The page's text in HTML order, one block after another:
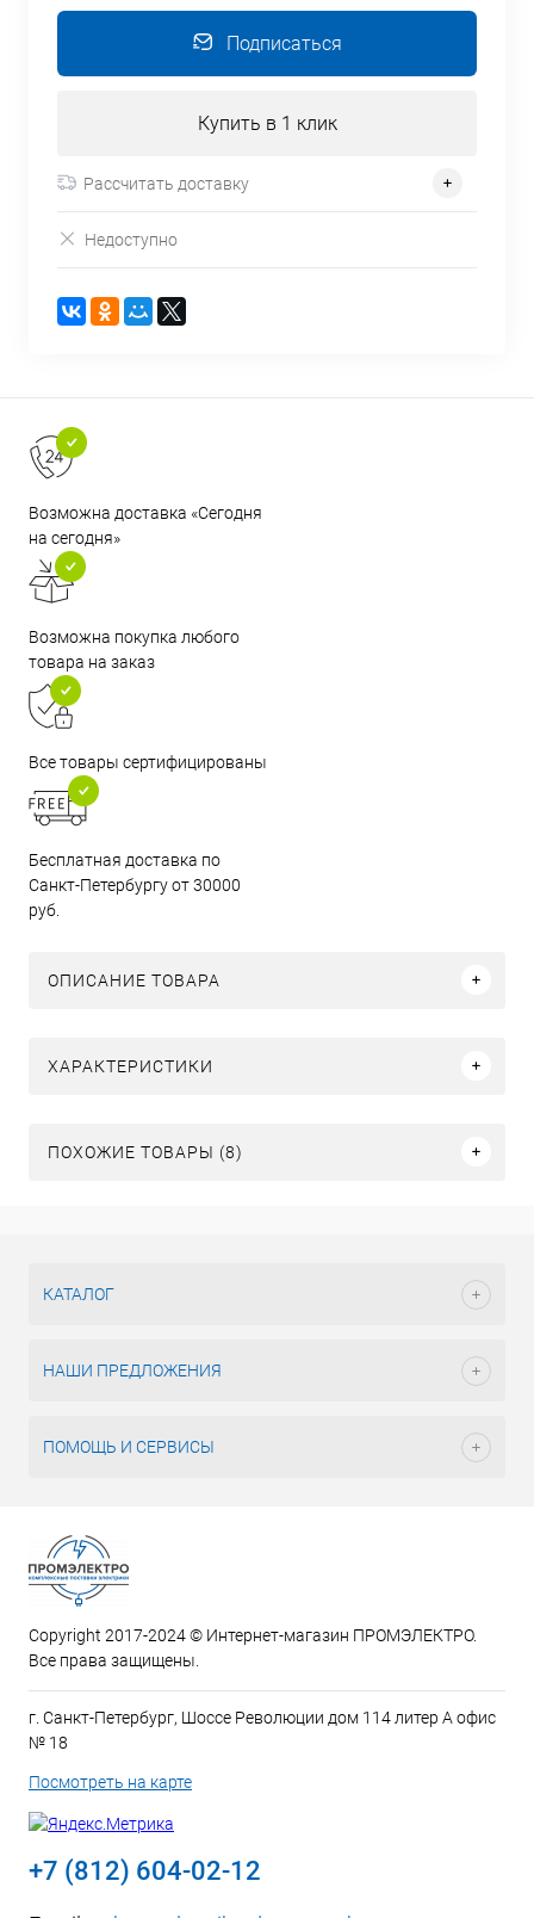
Подписаться
Купить в 1 клик
Рассчитать доставку
Недоступно
Возможна доставка «Сегодня
на сегодня»
Возможна покупка любого
товара на заказ
Все товары сертифицированы
Бесплатная доставка по
Санкт-Петербургу от 30000
руб.
ОПИСАНИЕ ТОВАРА
ХАРАКТЕРИСТИКИ
ПОХОЖИЕ ТОВАРЫ (8)
КАТАЛОГ
НАШИ ПРЕДЛОЖЕНИЯ
ПОМОЩЬ И СЕРВИСЫ
Copyright 2017-2024 © Интернет-магазин ПРОМЭЛЕКТРО.
Все права защищены.
г. Санкт-Петербург, Шоссе Революции дом 114 литер А офис
№ 18
Посмотреть на карте
+7 (812) 604-02-12